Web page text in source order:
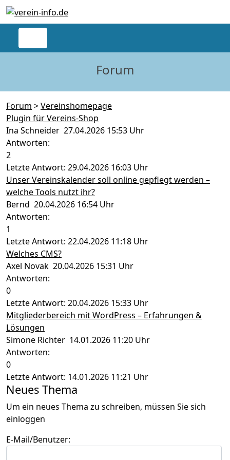
Forum
Forum >Vereinshomepage
Plugin für Vereins-Shop
Ina Schneider 27.04.2026 15:53 Uhr
Antworten:
2
Letzte Antwort: 29.04.2026 16:03 Uhr
Unser Vereinskalender soll online gepflegt werden –
welche Tools nutzt ihr?
Bernd 20.04.2026 16:54 Uhr
Antworten:
1
Letzte Antwort: 22.04.2026 11:18 Uhr
Welches CMS?
Axel Novak 20.04.2026 15:31 Uhr
Antworten:
0
Letzte Antwort: 20.04.2026 15:33 Uhr
Mitgliederbereich mit WordPress – Erfahrungen &
Lösungen
Simone Richter 14.01.2026 11:20 Uhr
Antworten:
0
Letzte Antwort: 14.01.2026 11:21 Uhr
Neues Thema
Um ein neues Thema zu schreiben, müssen Sie sich
einloggen
E-Mail/Benutzer: